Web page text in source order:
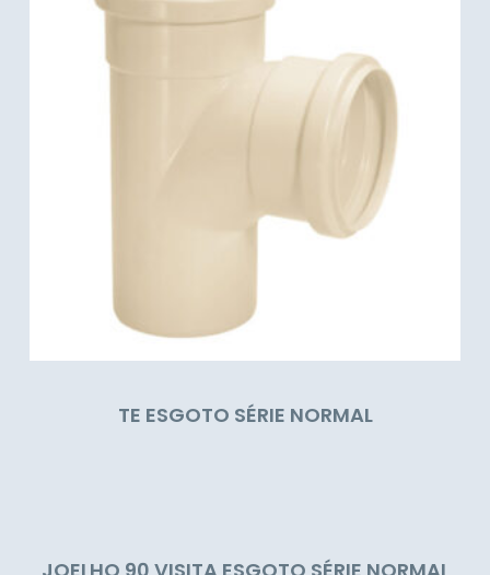
TE ESGOTO SÉRIE NORMAL